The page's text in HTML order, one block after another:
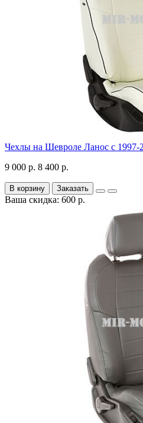
Чехлы на Шевроле Ланос с 1997-
9 000 р. 8 400 р.
В корзину Заказать
Ваша скидка: 600 р.